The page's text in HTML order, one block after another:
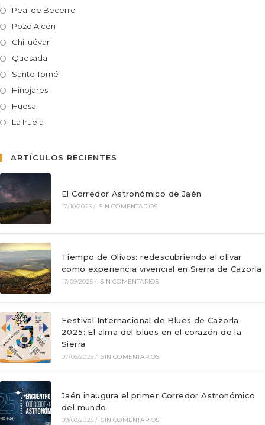
Peal de Becerro
Pozo Alcón
Chilluévar
Quesada
Santo Tomé
Hinojares
Huesa
La Iruela
ARTÍCULOS RECIENTES
El Corredor Astronómico de Jaén
17/10/2025 / SIN COMENTARIOS
Tiempo de Olivos: redescubriendo el olivar
como experiencia vivencial en Sierra de Cazorla
17/09/2025 / SIN COMENTARIOS
Festival Internacional de Blues de Cazorla
2025: El alma del blues en el corazón de la
Sierra
07/05/2025 / SIN COMENTARIOS
Jaén inaugura el primer Corredor Astronómico
del mundo
09/03/2025 / SIN COMENTARIOS